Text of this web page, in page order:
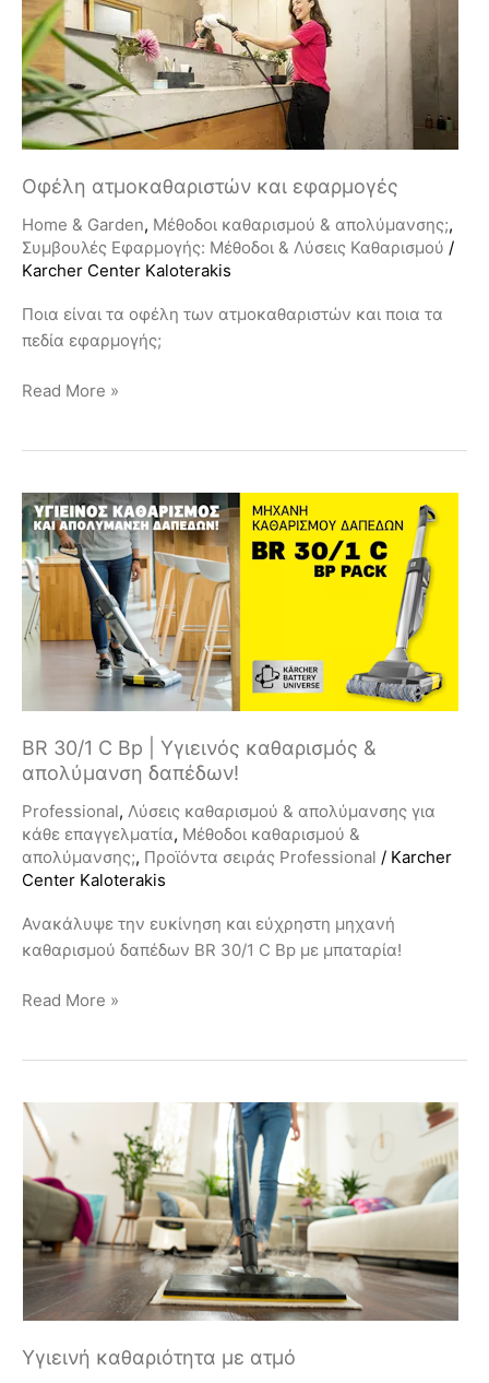
Οφέλη ατμοκαθαριστών και εφαρμογές
Home & Garden, Μέθοδοι καθαρισμού & απολύμανσης;,
Συμβουλές Εφαρμογής: Μέθοδοι & Λύσεις Καθαρισμού /
Karcher Center Kaloterakis
Ποια είναι τα οφέλη των ατμοκαθαριστών και ποια τα
πεδία εφαρμογής;
εφαρμογές
Read More »
BR 30/1 C Bp | Υγιεινός καθαρισμός &
απολύμανση δαπέδων!
Professional, Λύσεις καθαρισμού & απολύμανσης για
κάθε επαγγελματία, Μέθοδοι καθαρισμού &
απολύμανσης;, Προϊόντα σειράς Professional / Karcher
Center Kaloterakis
Ανακάλυψε την ευκίνηση και εύχρηστη μηχανή
καθαρισμού δαπέδων BR 30/1 C Bp με μπαταρία!
BR
30/1
C
Bp
Υγιεινός
καθαρισμός
απολύμανση
δαπέδων!
Read More »
Υγιεινή καθαριότητα με ατμό
Υγιεινή
καθαριότητα
ατμό